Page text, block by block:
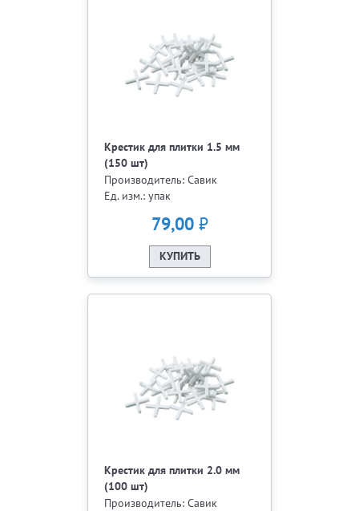
Крестик для плитки 1.5 мм
(150 шт)
Производитель: Савик
Ед. изм.: упак
79,00₽
КУПИТЬ
Крестик для плитки 2.0 мм
(100 шт)
Производитель: Савик